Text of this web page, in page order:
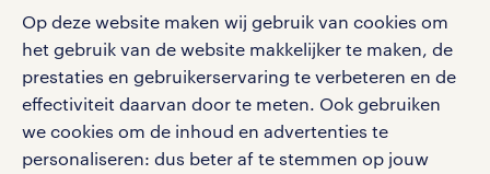
Op deze website maken wij gebruik van cookies om
het gebruik van de website makkelijker te maken, de
prestaties en gebruikerservaring te verbeteren en de
effectiviteit daarvan door te meten. Ook gebruiken
we cookies om de inhoud en advertenties te
personaliseren: dus beter af te stemmen op jouw
aanmelden nieuwsbrief
salarischecker
bruto-netto calculator
pers
klachten en misstanden
en ontvang berichten van je intercedent.
Eenvoudig, snel en overal.
apple app store
google play store